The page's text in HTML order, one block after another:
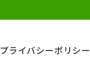
プライバシーポリシー